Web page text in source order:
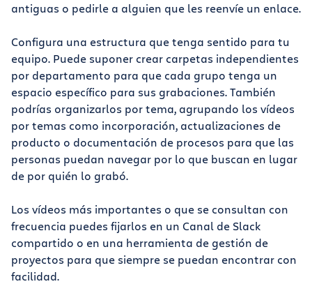
antiguas o pedirle a alguien que les reenvíe un enlace.
Configura una estructura que tenga sentido para tu
equipo. Puede suponer crear carpetas independientes
por departamento para que cada grupo tenga un
espacio específico para sus grabaciones. También
podrías organizarlos por tema, agrupando los vídeos
por temas como incorporación, actualizaciones de
producto o documentación de procesos para que las
personas puedan navegar por lo que buscan en lugar
de por quién lo grabó.
Los vídeos más importantes o que se consultan con
frecuencia puedes fijarlos en un Canal de Slack
compartido o en una herramienta de gestión de
proyectos para que siempre se puedan encontrar con
facilidad.